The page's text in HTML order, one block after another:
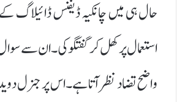
حال ہی میں چانکیہ ڈیفنس
استعمال پر کھل کر گفتگو کی۔ ان سے
واضح تضاد نظر آتا ہے۔اس پر جنرل